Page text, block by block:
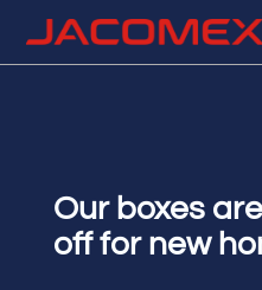
Our boxes
off for new